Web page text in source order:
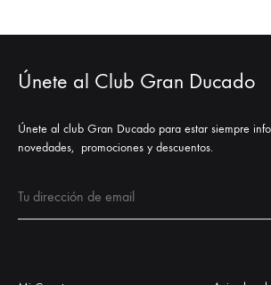
Únete al Club Gran Ducado
Únete al club Gran Ducado para estar siempre
novedades, promociones y descuentos.